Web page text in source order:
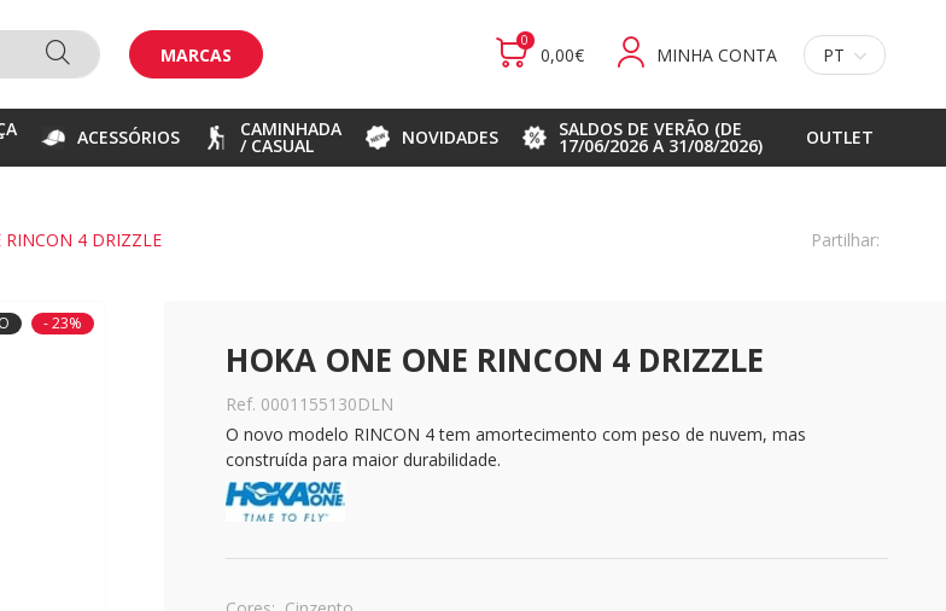
MARCAS
0
0,00€ MINHA CONTA PT
ACESSÓRIOS CAMINHADA
/ CASUAL NOVIDADES SALDOS DE VERÃO (DE
17/06/2026 A 31/08/2026) OUTLET
RINCON 4 DRIZZLE Partilhar:
- 23%
HOKA ONE ONE RINCON 4 DRIZZLE
Ref. 0001155130DLN
O novo modelo RINCON 4 tem amortecimento com peso de nuvem, mas
construída para maior durabilidade.